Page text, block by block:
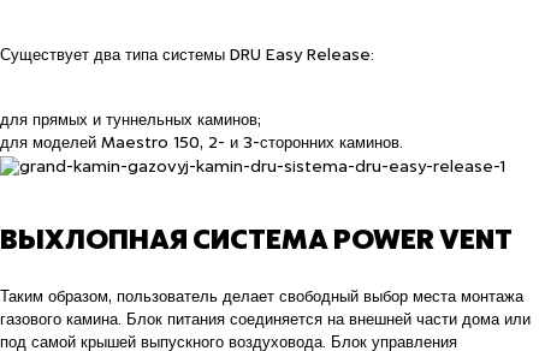
Существует два типа системы DRU Easy Release:
для прямых и туннельных каминов;
для моделей Maestro 150, 2- и 3-сторонних каминов.
ВЫХЛОПНАЯ СИСТЕМА POWER VENT
Таким образом, пользователь делает свободный выбор места монтажа
газового камина. Блок питания соединяется на внешней части дома или
под самой крышей выпускного воздуховода. Блок управления